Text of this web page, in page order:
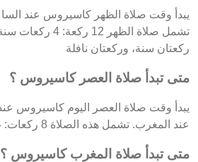
ركعتان سنة، وركعتان نافلة
متى تبدأ صلاة العصر كاسيروس ؟
عند المغرب. تشمل هذه الصلاة 8 ركعات: 4 سنة و4 فرض.
متى تبدأ صلاة المغرب كاسيروس ؟